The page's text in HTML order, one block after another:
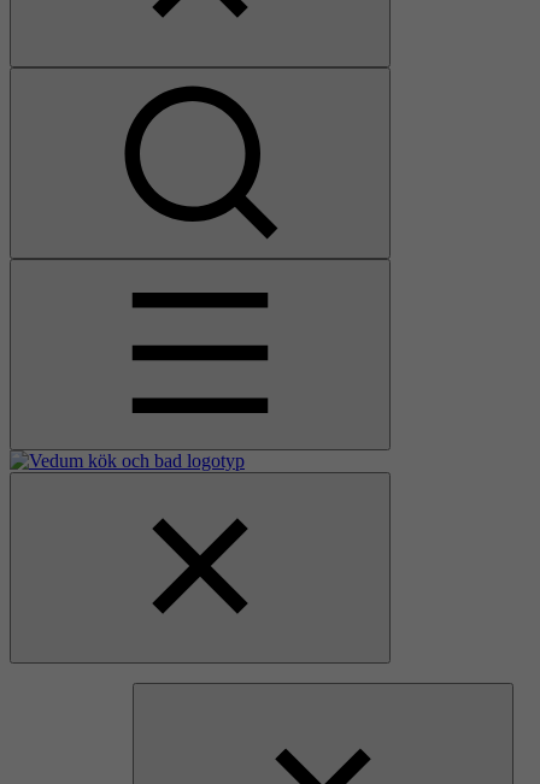
Åpne
hovedmenyen
Gå